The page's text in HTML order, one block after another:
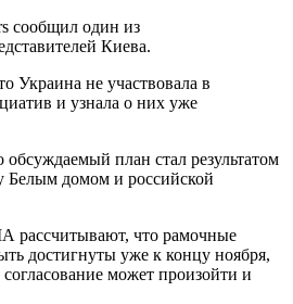
сообщил один из
Киева.
Украина не участвовала в
и узнала о них уже
обсуждаемый план стал результатом
Белым домом и российской
что рамочные
достигнуты уже к концу ноября,
согласование может произойти и